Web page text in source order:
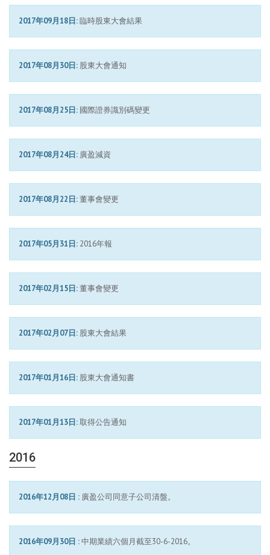
2017年09月18日:臨時股東大會結果
2017年08月30日: 股東大會通知
2017年08月25日: 國際證券識別碼變更
2017年08月24日: 廣盈減資
2017年08月22日:董事會變更
2017年05月31日: 2016年報
2017年02月15日:董事會變更
2017年02月07日: 股東大會結果
2017年01月16日: 股東大會通知書
2017年01月13日:取得公告通知
2016
2016年12月08日 : 廣盈公司同意子公司清盤。
2016年09月30日 :中期業績六個月截至30-6-2016。